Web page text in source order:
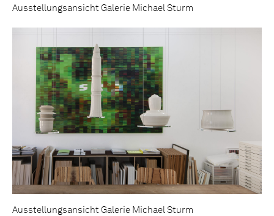
Ausstellungsansicht Galerie Michael Sturm
Ausstellungsansicht Galerie Michael Sturm